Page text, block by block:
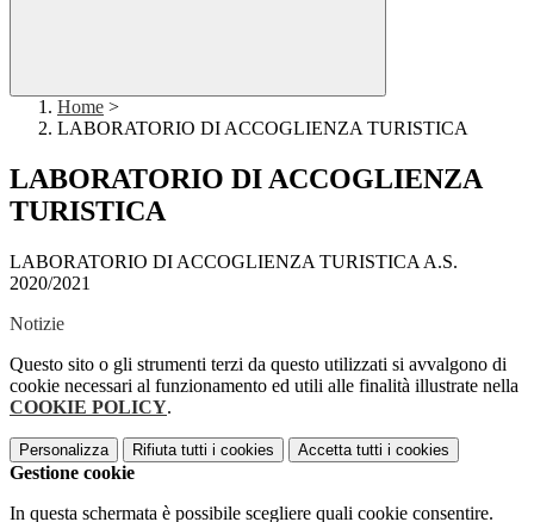
Home >
LABORATORIO DI ACCOGLIENZA TURISTICA
LABORATORIO DI ACCOGLIENZA
TURISTICA
LABORATORIO DI ACCOGLIENZA TURISTICA A.S.
2020/2021
Notizie
Questo sito o gli strumenti terzi da questo utilizzati si avvalgono di
cookie necessari al funzionamento ed utili alle finalità illustrate nella
COOKIE POLICY.
Personalizza Rifiuta tutti i cookies Accetta tutti i cookies
Gestione cookie
In questa schermata è possibile scegliere quali cookie consentire.